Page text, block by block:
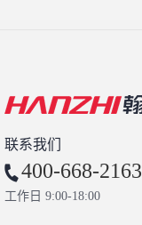
联系我们
400-668-2163
工作日 9:00-18:00